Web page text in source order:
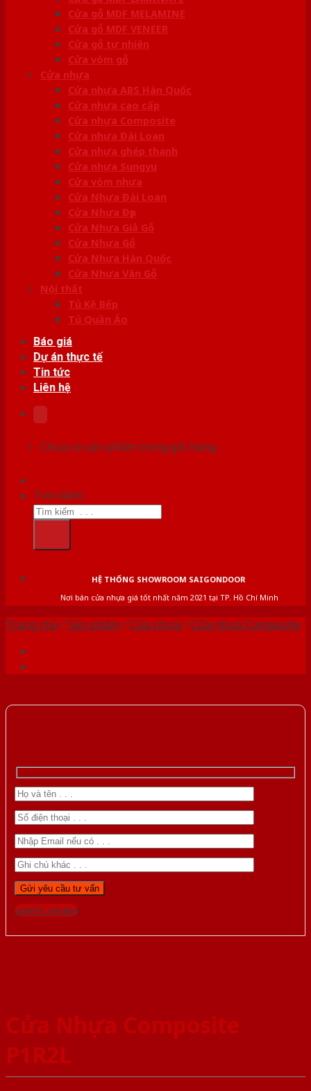
Cửa gỗ MDF MELAMINE
Cửa gỗ MDF VENEER
Cửa gỗ tự nhiên
Cửa vòm gỗ
Cửa nhựa
Cửa nhựa ABS Hàn Quốc
Cửa nhựa cao cấp
Cửa nhựa Composite
Cửa nhựa Đài Loan
Cửa nhựa ghép thanh
Cửa nhựa Sungyu
Cửa vòm nhựa
Cửa Nhựa Đài Loan
Cửa Nhựa Đẹp
Cửa Nhựa Giả Gỗ
Cửa Nhựa Gỗ
Cửa Nhựa Hàn Quốc
Cửa Nhựa Vân Gỗ
Nội thất
Tủ Kệ Bếp
Tủ Quần Áo
Báo giá
Dự án thực tế
Tin tức
Liên hệ
Chưa có sản phẩm trong giỏ hàng.
Tìm kiếm:
HỆ THỐNG SHOWROOM SAIGONDOOR
Nơi bán cửa nhựa giá tốt nhất năm 2021 tại TP. Hồ Chí Minh
Trang chủ /Sản phẩm /Cửa nhựa /Cửa nhựa Composite
Gọi 0976.169.864
Cửa Nhựa Composite
P1R2L